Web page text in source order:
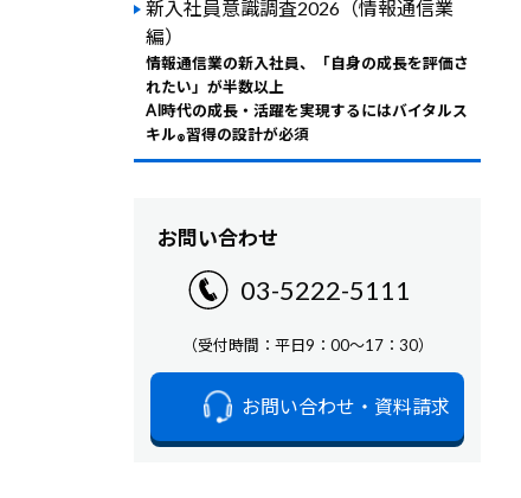
新入社員意識調査2026（情報通信業
編）
情報通信業の新入社員、「自身の成長を評価さ
れたい」が半数以上
AI時代の成長・活躍を実現するにはバイタルス
キル®習得の設計が必須
お問い合わせ
03-5222-5111
（受付時間：平日9：00～17：30）
お問い合わせ・資料請求